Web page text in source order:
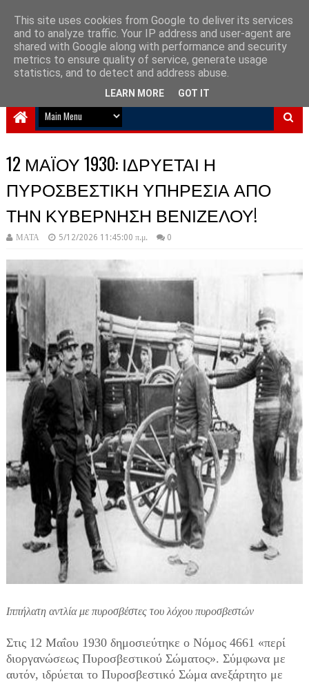
NewPlanet09
Ειδήσεις νέα από την Ελλάδα και τον κόσμο
12 ΜΑΪΟΥ 1930: ΙΔΡΥΕΤΑΙ Η
ΠΥΡΟΣΒΕΣΤΙΚΗ ΥΠΗΡΕΣΙΑ ΑΠΟ
ΤΗΝ ΚΥΒΕΡΝΗΣΗ ΒΕΝΙΖΕΛΟΥ!
ΜΑΤΑ 5/12/2026 11:45:00 π.μ. 0
Iππήλατη αντλία με πυροσβέστες του λόχου πυροσβεστών
Στις 12 Μαΐου 1930 δημοσιεύτηκε ο Νόμος 4661 «περί
διοργανώσεως Πυροσβεστικού Σώματος». Σύμφωνα με
αυτόν, ιδρύεται το Πυροσβεστικό Σώμα ανεξάρτητο με
This site uses cookies from Google to deliver its services
and to analyze traffic. Your IP address and user-agent are
shared with Google along with performance and security
metrics to ensure quality of service, generate usage
statistics, and to detect and address abuse.
LEARN MORE GOT IT